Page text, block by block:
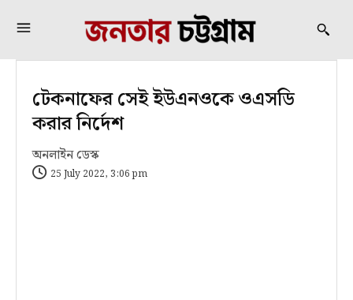
টেকনাফের সেই ইউএনওকে ওএসডি
করার নির্দেশ
অনলাইন ডেস্ক
25 July 2022, 3:06 pm